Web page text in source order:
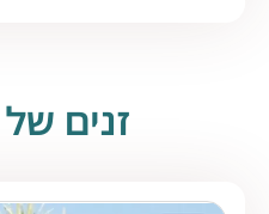
זנים